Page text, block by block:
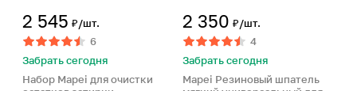
2 545 ₽/шт.
6
Забрать сегодня
Набор Mapei для очистки
2 350 ₽/шт.
4
Забрать сегодня
Mapei Резиновый шпатель